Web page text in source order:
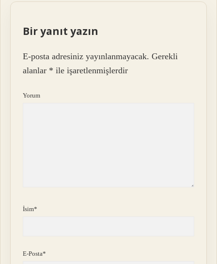
Bir yanıt yazın
E-posta adresiniz yayınlanmayacak. Gerekli
alanlar * ile işaretlenmişlerdir
Yorum
İsim*
E-Posta*